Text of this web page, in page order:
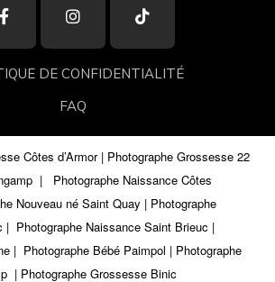
DE CONFIDENTIALITÉ
FAQ
Côtes d’Armor | Photographe Grossesse 22
|
Photographe Naissance Côtes
Nouveau né Saint Quay | Photographe
| Photographe Naissance Saint Brieuc |
| Photographe Bébé Paimpol | Photographe
| Photographe Grossesse Binic